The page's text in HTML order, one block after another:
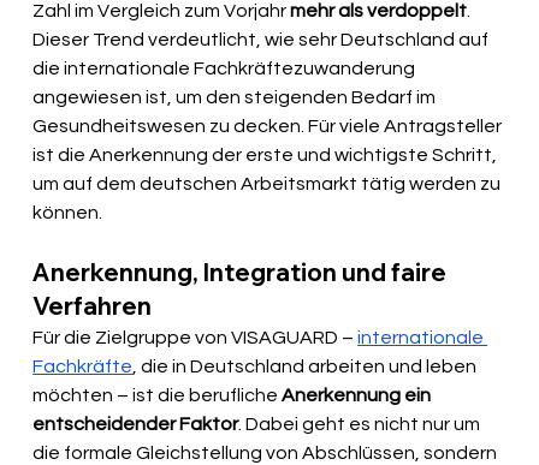
Zahl im Vergleich zum Vorjahr mehr als verdoppelt
Dieser Trend verdeutlicht, wie sehr Deutschland auf
die internationale Fachkräftezuwanderung
angewiesen ist, um den steigenden Bedarf im
Gesundheitswesen zu decken. Für viele Antragsteller
ist die Anerkennung der erste und wichtigste Schritt,
um auf dem deutschen Arbeitsmarkt tätig werden zu
können.
Anerkennung, Integration und faire
Verfahren
Für die Zielgruppe von VISAGUARD – internationale
Fachkräfte , die in Deutschland arbeiten und leben
möchten – ist die berufliche Anerkennung ein
entscheidender Faktor. Dabei geht es nicht nur um
die formale Gleichstellung von Abschlüssen, sondern